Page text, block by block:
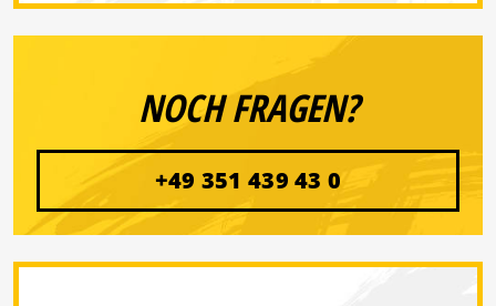
NOCH FRAGEN?
+49 351 439 43 0